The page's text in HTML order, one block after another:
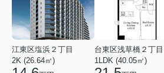
江東区塩浜２丁目
2K (26.64㎡)
台東区浅草橋２丁目
1LDK (40.05㎡)